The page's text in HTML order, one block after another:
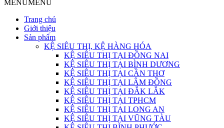
MENUMENU
Trang chủ
Giới thiệu
Sản phẩm
KỆ SIÊU THỊ, KỆ HÀNG HÓA
KỆ SIÊU THỊ TẠI ĐỒNG NAI
KỆ SIÊU THỊ TẠI BÌNH DƯƠNG
KỆ SIÊU THỊ TẠI CẦN THƠ
KỆ SIÊU THỊ TẠI LÂM ĐỒNG
KỆ SIÊU THỊ TẠI ĐẮK LẮK
KỆ SIÊU THỊ TẠI TPHCM
KỆ SIÊU THỊ TẠI LONG AN
KỆ SIÊU THỊ TẠI VŨNG TÀU